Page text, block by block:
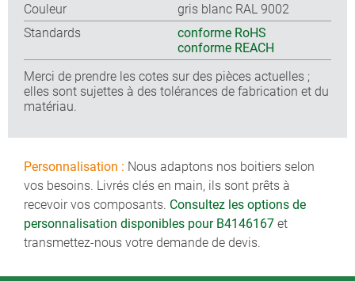
Couleur
gris blanc RAL 9002
Standards
conforme RoHS
conforme REACH
Merci de prendre les cotes sur des pièces actuelles ;
elles sont sujettes à des tolérances de fabrication et du
matériau.
Personnalisation : Nous adaptons nos boitiers selon
vos besoins. Livrés clés en main, ils sont prêts à
recevoir vos composants. Consultez les options de
personnalisation disponibles pour B4146167 et
transmettez-nous votre demande de devis.